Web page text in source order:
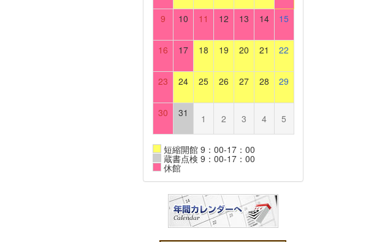
9 10 11 12 13 14 15
16 17 18 19 20 21 22
23 24 25 26 27 28 29
30 31 1 2 3 4 5
短縮開館 9：00-17：00
蔵書点検 9：00-17：00
休館